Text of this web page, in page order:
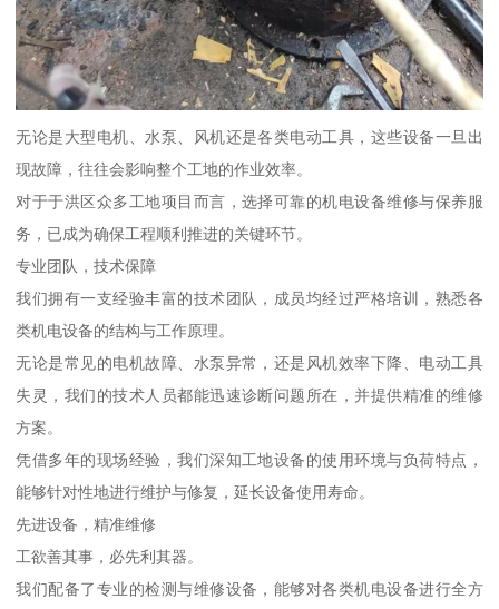
无论是大型电机、水泵、风机还是各类电动工具，这些设备一旦出
现故障，往往会影响整个工地的作业效率。
对于于洪区众多工地项目而言，选择可靠的机电设备维修与保养服
务，已成为确保工程顺利推进的关键环节。
专业团队，技术保障
我们拥有一支经验丰富的技术团队，成员均经过严格培训，熟悉各
类机电设备的结构与工作原理。
无论是常见的电机故障、水泵异常，还是风机效率下降、电动工具
失灵，我们的技术人员都能迅速诊断问题所在，并提供精准的维修
方案。
凭借多年的现场经验，我们深知工地设备的使用环境与负荷特点，
能够针对性地进行维护与修复，延长设备使用寿命。
先进设备，精准维修
工欲善其事，必先利其器。
我们配备了专业的检测与维修设备，能够对各类机电设备进行全方